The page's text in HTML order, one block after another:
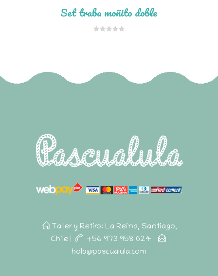
Set traba moñito doble
Taller y Retiro: La Reina, Santiago,
Chile | +56 973 958 024 |
hola@pascualula.com